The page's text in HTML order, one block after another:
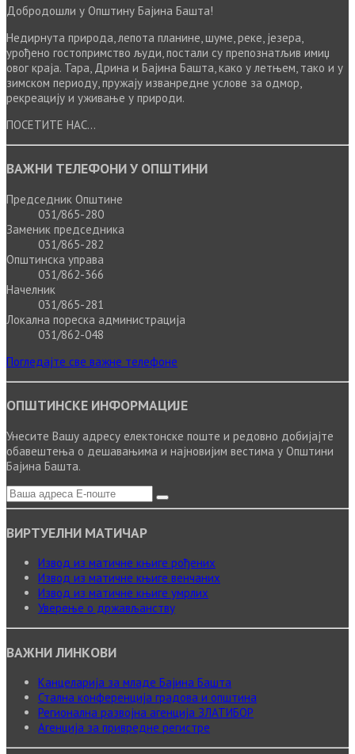
Добродошли у Општину Бајина Башта!
Недирнута природа, лепота планине, шуме, реке, језера,
урођено гостопримство људи, постали су препознатљив имиџ
овог краја. Тара, Дрина и Бајина Башта, како у летњем, тако и у
зимском периоду, пружају изванредне услове за одмор,
рекреацију и уживање у природи.
ПОСЕТИТЕ НАС...
ВАЖНИ ТЕЛЕФОНИ У ОПШТИНИ
Председник Општине
031/865-280
Заменик председника
031/865-282
Општинска управа
031/862-366
Начелник
031/865-281
Локална пореска администрација
031/862-048
Погледајте све важне телефоне
ОПШТИНСКЕ ИНФОРМАЦИЈЕ
Унесите Вашу адресу електонске поште и редовно добијајте
обавештења о дешавањима и најновијим вестима у Општини
Бајина Башта.
ВИРТУЕЛНИ МАТИЧАР
Извод из матичне књиге рођених
Извод из матичне књиге венчаних
Извод из матичне књиге умрлих
Уверење о држављанству
ВАЖНИ ЛИНКОВИ
Канцеларија за младе Бајина Башта
Стална конференција градова и општина
Регионална развојна агенција ЗЛАТИБОР
Агенција за привредне регистре